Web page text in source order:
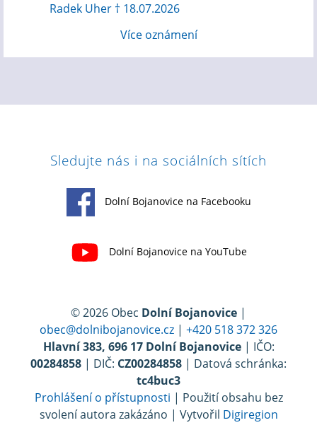
Radek Uher † 18.07.2026
Více oznámení
Sledujte nás i na sociálních sítích
Dolní Bojanovice na Facebooku
Dolní Bojanovice na YouTube
© 2026 Obec Dolní Bojanovice |
obec@dolnibojanovice.cz | +420 518 372 326
Hlavní 383, 696 17 Dolní Bojanovice| IČO:
00284858 | DIČ: CZ00284858 | Datová schránka:
tc4buc3
Prohlášení o přístupnosti | Použití obsahu bez
svolení autora zakázáno | Vytvořil Digiregion